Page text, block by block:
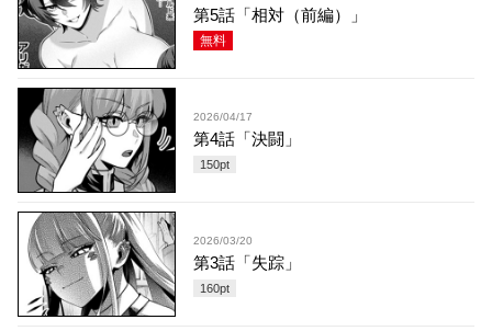
第5話「相対（前編）」
無料
2026/04/17
第4話「決闘」
150pt
2026/03/20
第3話「失踪」
160pt